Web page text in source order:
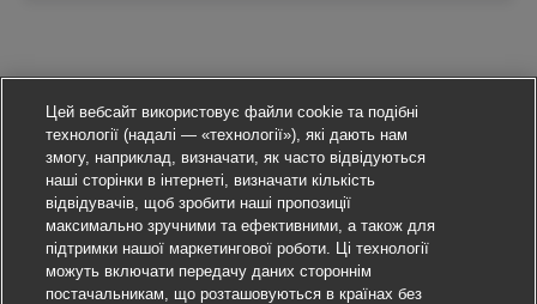
Цей вебсайт використовує файли cookie та подібні
технології (надалі — «технології»), які дають нам
змогу, наприклад, визначати, як часто відвідуються
наші сторінки в інтернеті, визначати кількість
відвідувачів, щоб зробити наші пропозиції
максимально зручними та ефективними, а також для
підтримки нашої маркетингової роботи. Ці технології
можуть включати передачу даних стороннім
постачальникам, що розташовуються в країнах без